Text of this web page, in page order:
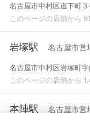
名古屋市中村区道下町３
このページの店舗から
岩塚駅 名古屋市営
名古屋市中村区岩塚町字
このページの店舗から
本陣駅 名古屋市営